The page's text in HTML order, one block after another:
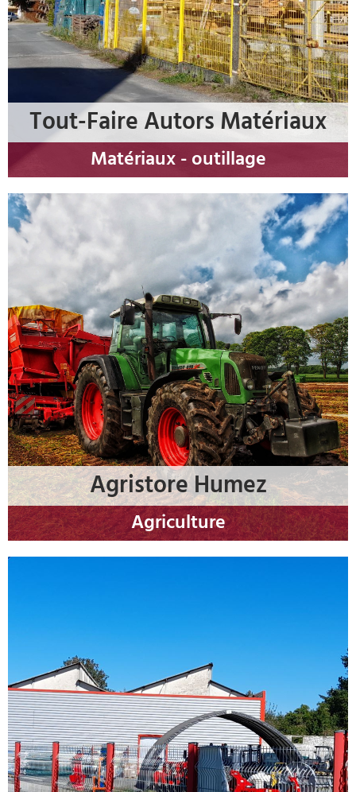
Tout-Faire Autors Matériaux
Matériaux - outillage
Agristore Humez
Agriculture